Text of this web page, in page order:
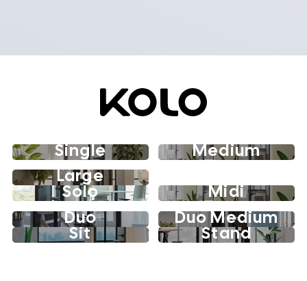
Single
Medium
Large
Solo
Midi
Duo
Duo Medium
Sit
Stand